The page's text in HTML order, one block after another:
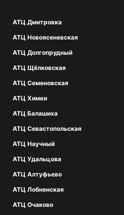
АТЦ Дмитровка
АТЦ Новоясеневская
АТЦ Долгопрудный
АТЦ Щёлковская
АТЦ Семеновская
АТЦ Химки
АТЦ Балашиха
АТЦ Севастопольская
АТЦ Научный
АТЦ Удальцова
АТЦ Алтуфьево
АТЦ Лобненская
АТЦ Очаково